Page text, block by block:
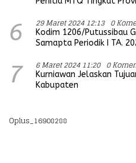
6 29 Maret 2024 12:13 0
Kodim 1206/Putussibau
Samapta Periodik I TA.
7 6 Maret 2024 11:20 0
Kurniawan Jelaskan
Kabupaten
Oplus_16908288